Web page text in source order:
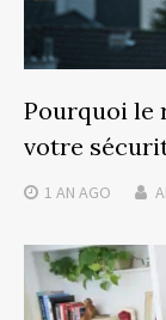
Pourquoi le
votre
1 AN AGO